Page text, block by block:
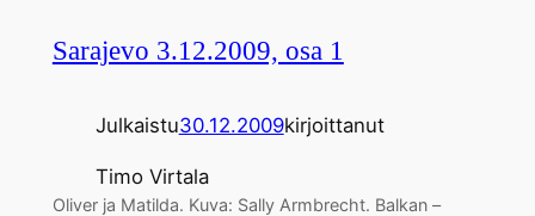
Sarajevo 3.12.2009, osa 1
Julkaistu30.12.2009kirjoittanut
Timo Virtala
Oliver ja Matilda. Kuva: Sally Armbrecht. Balkan –